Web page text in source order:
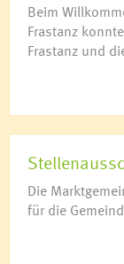
Beim
Frastanz
Frastanz und
Die
für die